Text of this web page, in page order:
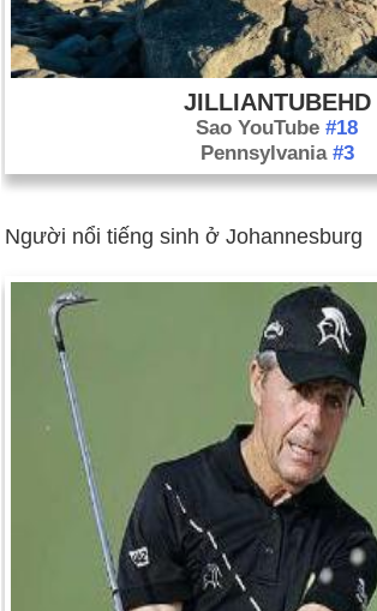
JILLIANTUBEHD
Sao YouTube #18
Pennsylvania #3
Người nổi tiếng sinh ở Johannesburg